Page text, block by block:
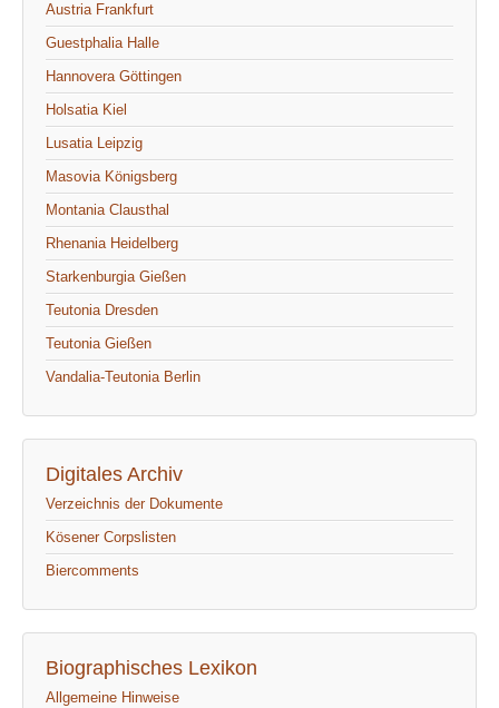
Austria Frankfurt
Guestphalia Halle
Hannovera Göttingen
Holsatia Kiel
Lusatia Leipzig
Masovia Königsberg
Montania Clausthal
Rhenania Heidelberg
Starkenburgia Gießen
Teutonia Dresden
Teutonia Gießen
Vandalia-Teutonia Berlin
Digitales Archiv
Verzeichnis der Dokumente
Kösener Corpslisten
Biercomments
Biographisches Lexikon
Allgemeine Hinweise